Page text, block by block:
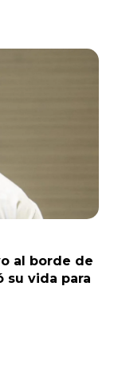
al borde de
su vida para